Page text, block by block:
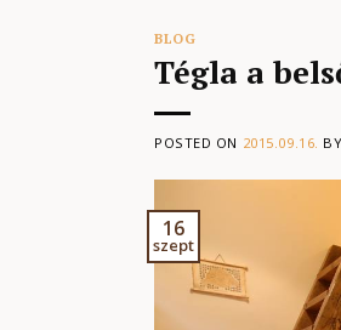
BLOG
Tégla a
POSTED ON 2015.09.16.
16
szept